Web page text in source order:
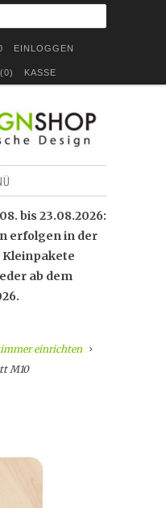
EINLOGGEN
0) KASSE
bis 23.08.2026:
erfolgen in der
Kleinpakete
ab dem
einrichten
M10